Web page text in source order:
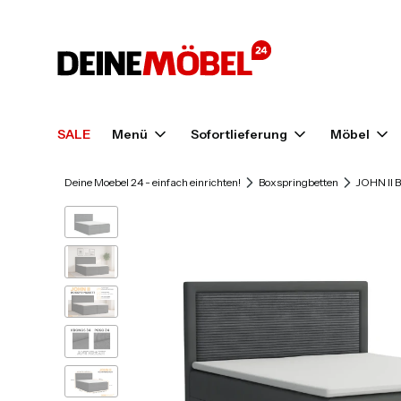
SALE Menü Sofortlieferung Möbel
Deine Moebel 24 - einfach einrichten! Boxspringbetten JOHN II